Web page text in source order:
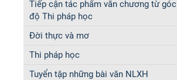
Tiếp cận tác phẩm văn chương từ góc
độ Thi pháp học
Đời thực và mơ
Thi pháp học
Tuyển tập những bài văn NLXH